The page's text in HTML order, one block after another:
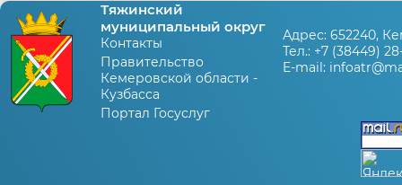
Тяжинский
муниципальный округ
Контакты
Правительство
Кемеровской области -
Кузбасса
Портал Госуслуг
Адрес: 652240,
Тел.: +7 (38449)
E-mail: